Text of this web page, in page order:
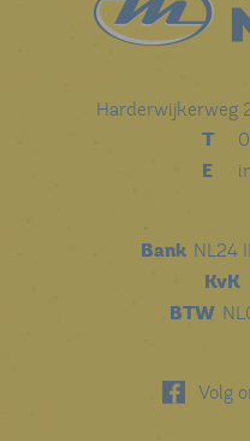
Harderwijkerweg
T
E
Bank NL24
KvK
BTW
Volg